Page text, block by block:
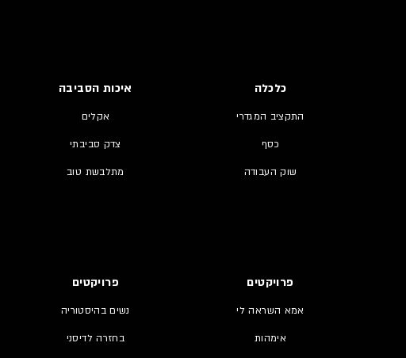
כלכלה
התקציב המגדרי
כסף
שוק העבודה
איכות הסביבה
אקלים
צדק סביבתי
מתלבשת טוב
פרויקטים
אמא השראה לי
אימהות
פרויקטים
נשים בהיסטוריה
בחזרה לדיסני